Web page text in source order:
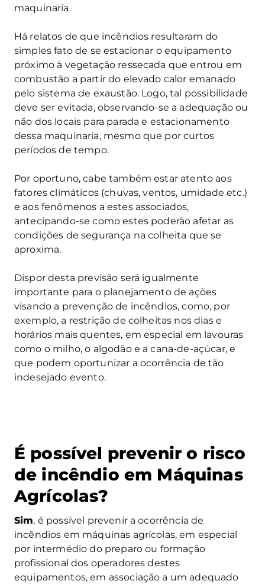
maquinaria.
Há relatos de que incêndios resultaram do
simples fato de se estacionar o equipamento
próximo à vegetação ressecada que entrou em
combustão a partir do elevado calor emanado
pelo sistema de exaustão. Logo, tal possibilidade
deve ser evitada, observando-se a adequação ou
não dos locais para parada e estacionamento
dessa maquinaria, mesmo que por curtos
períodos de tempo.
Por oportuno, cabe também estar atento aos
fatores climáticos (chuvas, ventos, umidade etc.)
e aos fenômenos a estes associados,
antecipando-se como estes poderão afetar as
condições de segurança na colheita que se
aproxima.
Dispor desta previsão será igualmente
importante para o planejamento de ações
visando a prevenção de incêndios, como, por
exemplo, a restrição de colheitas nos dias e
horários mais quentes, em especial em lavouras
como o milho, o algodão e a cana-de-açúcar, e
que podem oportunizar a ocorrência de tão
indesejado evento.
É possível prevenir o risco
de incêndio em Máquinas
Agrícolas?
Sim, é possível prevenir a ocorrência de
incêndios em máquinas agrícolas, em especial
por intermédio do preparo ou formação
profissional dos operadores destes
equipamentos, em associação a um adequado